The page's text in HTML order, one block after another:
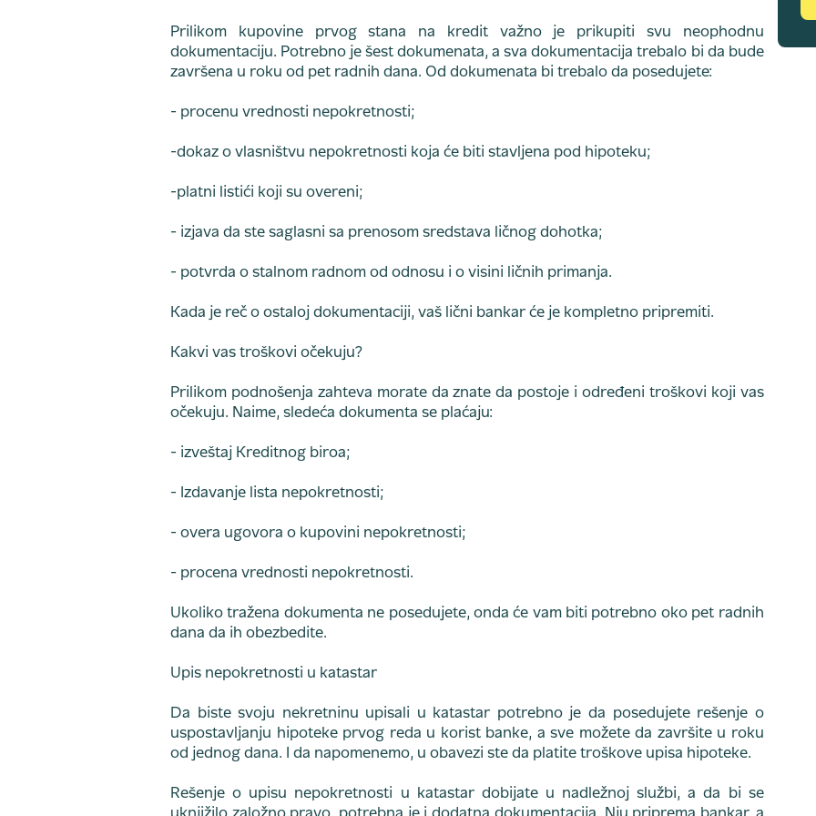
Prilikom kupovine prvog stana na kredit važno je prikupiti svu neophodnu
dokumentaciju. Potrebno je šest dokumenata, a sva dokumentacija trebalo bi da bude
završena u roku od pet radnih dana. Od dokumenata bi trebalo da posedujete:
- procenu vrednosti nepokretnosti;
-dokaz o vlasništvu nepokretnosti koja će biti stavljena pod hipoteku;
-platni listići koji su overeni;
- izjava da ste saglasni sa prenosom sredstava ličnog dohotka;
- potvrda o stalnom radnom od odnosu i o visini ličnih primanja.
Kada je reč o ostaloj dokumentaciji, vaš lični bankar će je kompletno pripremiti.
Kakvi vas troškovi očekuju?
Prilikom podnošenja zahteva morate da znate da postoje i određeni troškovi koji vas
očekuju. Naime, sledeća dokumenta se plaćaju:
- izveštaj Kreditnog biroa;
- Izdavanje lista nepokretnosti;
- overa ugovora o kupovini nepokretnosti;
- procena vrednosti nepokretnosti.
Ukoliko tražena dokumenta ne posedujete, onda će vam biti potrebno oko pet radnih
dana da ih obezbedite.
Upis nepokretnosti u katastar
Da biste svoju nekretninu upisali u katastar potrebno je da posedujete rešenje o
uspostavljanju hipoteke prvog reda u korist banke, a sve možete da završite u roku
od jednog dana. I da napomenemo, u obavezi ste da platite troškove upisa hipoteke.
Rešenje o upisu nepokretnosti u katastar dobijate u nadležnoj službi, a da bi se